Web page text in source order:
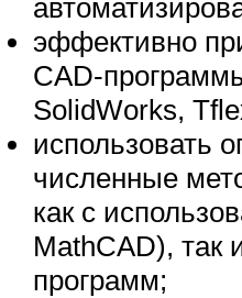
эффективно
CAD-
SolidWorks,
использовать
численные
как с
MathCAD), так
программ;